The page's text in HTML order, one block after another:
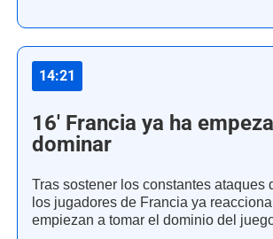
14:21
16' Francia ya ha
dominar
Tras sostener los constantes ataques
los jugadores de Francia ya
empiezan a tomar el dominio del